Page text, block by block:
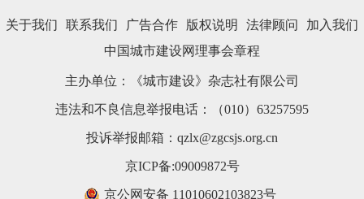
关于我们 联系我们 广告合作 版权说明 法律顾问
加入我们
中国城市建设网理事会章程
主办单位：《城市建设》杂志社有限公司
违法和不良信息举报电话：（010）63257595
投诉举报邮箱：qzlx@zgcsjs.org.cn
京ICP备:09009872号
京公网安备11010602103823号